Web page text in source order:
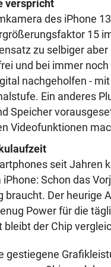
verspricht
des iPhone
15
zu selbiger
und bei immer
nachgeholfen -
Ein anderes
Speicher
Videofunktionen
seit Jahren
Schon das
braucht. Der heurige
Power für die
bleibt der Chip
gestiegene